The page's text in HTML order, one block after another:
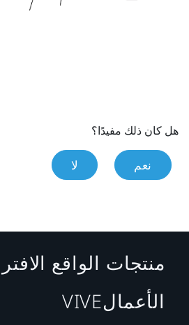
هل كان ذلك مفيدًا؟
نعم لا
منتجات الواقع
الأعمالVIVE